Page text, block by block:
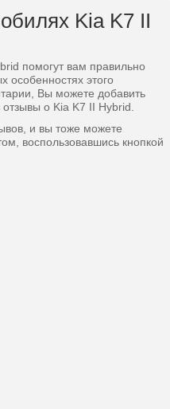
Kia K7 II
помогут вам правильно
особенностях этого
Вы можете добавить
о Kia K7 II Hybrid.
и вы тоже можете
воспользовавшись кнопкой